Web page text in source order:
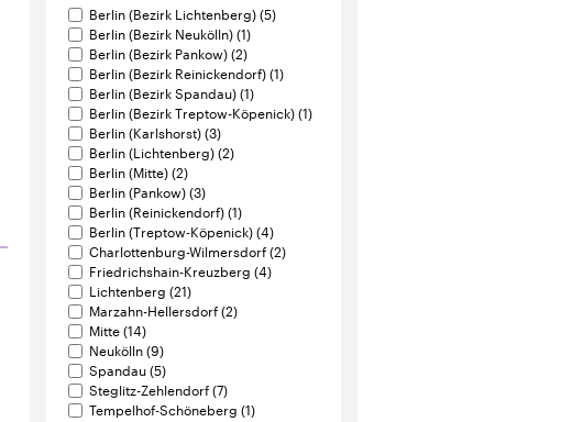
Berlin (Bezirk Lichtenberg)(5)
Berlin (Bezirk Neukölln)(1)
Berlin (Bezirk Pankow)(2)
Berlin (Bezirk Reinickendorf)(1)
Berlin (Bezirk Spandau)(1)
Berlin (Bezirk Treptow-Köpenick)(1)
Berlin (Karlshorst)(3)
Berlin (Lichtenberg)(2)
Berlin (Mitte)(2)
Berlin (Pankow)(3)
Berlin (Reinickendorf)(1)
Berlin (Treptow-Köpenick)(4)
Charlottenburg-Wilmersdorf(2)
Friedrichshain-Kreuzberg (4)
Lichtenberg (21)
Marzahn-Hellersdorf(2)
Mitte(14)
Neukölln(9)
Spandau(5)
Steglitz-Zehlendorf(7)
Tempelhof-Schöneberg (1)